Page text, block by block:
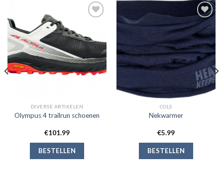
verlanglijst
DIVERSE ARTIKELEN
Olympus 4 trailrun schoenen
€101.99
BESTELLEN
Toevoegen
aan
verlanglijst
COLS
Nekwarmer
€5.99
BESTELLEN